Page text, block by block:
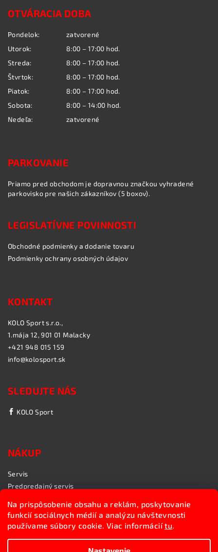
Na prispôsobenie obsahu a reklám, poskytovanie
funkcií sociálnych médií a analýzu návštevnosti
používame súbory cookie. Viac informáciítu.
OTVÁRACIA DOBA
Pondelok:
zatvorené
Utorok:
8:00 – 17:00 hod.
Streda:
8:00 – 17:00 hod.
Štvrtok:
8:00 – 17:00 hod.
Piatok:
8:00 – 17:00 hod.
Sobota:
8:00 – 14:00 hod.
Nedeľa:
zatvorené
PARKOVANIE
Priamo pred obchodom je dopravnou značkou vyhradené
parkovisko pre našich zákazníkov (5 boxov).
LEGISLATÍVNE POVINNOSTI
Obchodné podmienky a dodanie tovaru
Podmienky ochrany osobných údajov
KONTAKT
KOLO Sport s.r.o.,
1.mája 12, 901 01 Malacky
+421 948 015 159
info@kolosport.sk
SLEDUJTE NÁS
KOLO Sport
NÁKUP
Servis
Predpredajný servis
Rozvoz bicyklov
Poradenstvo